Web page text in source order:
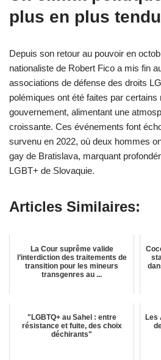
plus en plus tendu
Depuis son retour au pouvoir en
nationaliste de Robert Fico a mis fin
associations de défense des droits
polémiques ont été faites par
gouvernement, alimentant une
croissante. Ces événements font
survenu en 2022, où deux hommes
gay de Bratislava, marquant
LGBT+ de Slovaquie.
Articles Similaires:
La Cour suprême valide
l’interdiction des traitements de
transition pour les mineurs
transgenres au ...
"LGBTQ+ au Sahel : entre
résistance et fuite, des choix
déchirants"
Les